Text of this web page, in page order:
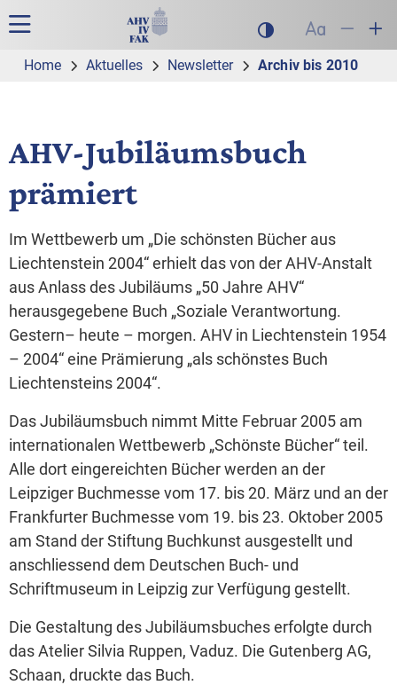
Zur Hauptnavigation
Zum Inhalt
Suche
Hauptnavigation Dunklen Modus
Schrift auf
Schrift
Home Aktuelles Newsletter Archiv bis 2010
AHV-Jubiläumsbuch
prämiert
Im Wettbewerb um „Die schönsten Bücher aus
Liechtenstein 2004“ erhielt das von der AHV-Anstalt
aus Anlass des Jubiläums „50 Jahre AHV“
herausgegebene Buch „Soziale Verantwortung.
Gestern– heute – morgen. AHV in Liechtenstein 1954
– 2004“ eine Prämierung „als schönstes Buch
Liechtensteins 2004“.
Das Jubiläumsbuch nimmt Mitte Februar 2005 am
internationalen Wettbewerb „Schönste Bücher“ teil.
Alle dort eingereichten Bücher werden an der
Leipziger Buchmesse vom 17. bis 20. März und an der
Frankfurter Buchmesse vom 19. bis 23. Oktober 2005
am Stand der Stiftung Buchkunst ausgestellt und
anschliessend dem Deutschen Buch- und
Schriftmuseum in Leipzig zur Verfügung gestellt.
Die Gestaltung des Jubiläumsbuches erfolgte durch
das Atelier Silvia Ruppen, Vaduz. Die Gutenberg AG,
Schaan, druckte das Buch.